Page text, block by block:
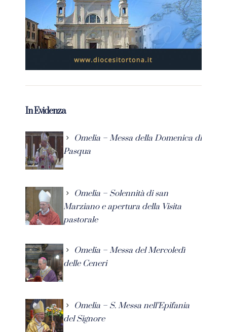
In Evidenza
Omelia – Messa della Domenica di
Pasqua
Omelia – Solennità di san
Marziano e apertura della Visita
pastorale
Omelia – Messa del Mercoledì
delle Ceneri
Omelia – S. Messa nell’Epifania
del Signore